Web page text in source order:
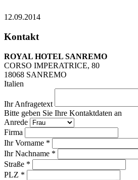
12.09.2014
Kontakt
ROYAL HOTEL SANREMO
CORSO IMPERATRICE, 80
18068 SANREMO
Italien
Ihr Anfragetext
Bitte geben Sie Ihre Kontaktdaten an
Anrede
Firma
Ihr Vorname *
Ihr Nachname *
Straße *
PLZ *